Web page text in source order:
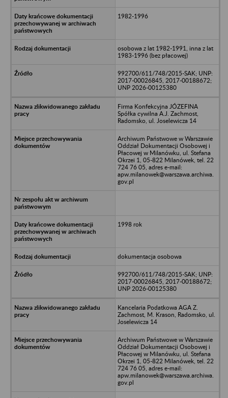
1982-1996
osobowa z lat 1982-1991, inna z lat
1983-1996 (bez płacowej)
992700/611/748/2015-SAK; UNP:
2017-00026845, 2017-00188672;
UNP 2026-00125380
Firma Konfekcyjna JÓZEFINA
Spółka cywilna A.J. Zachmost,
Radomsko, ul. Joselewicza 14
Archiwum Państwowe w Warszawie
Oddział Dokumentacji Osobowej i
Płacowej w Milanówku, ul. Stefana
Okrzei 1, 05-822 Milanówek, tel. 22
724 76 05, adres e-mail:
apw.milanowek@warszawa.archiwa.
gov.pl
1998 rok
dokumentacja osobowa
992700/611/748/2015-SAK; UNP:
2017-00026845, 2017-00188672;
UNP 2026-00125380
Kancelaria Podatkowa AGA Z.
Zachmost, M. Krason, Radomsko, ul.
Joselewicza 14
Archiwum Państwowe w Warszawie
Oddział Dokumentacji Osobowej i
Płacowej w Milanówku, ul. Stefana
Okrzei 1, 05-822 Milanówek, tel. 22
724 76 05, adres e-mail:
apw.milanowek@warszawa.archiwa.
gov.pl